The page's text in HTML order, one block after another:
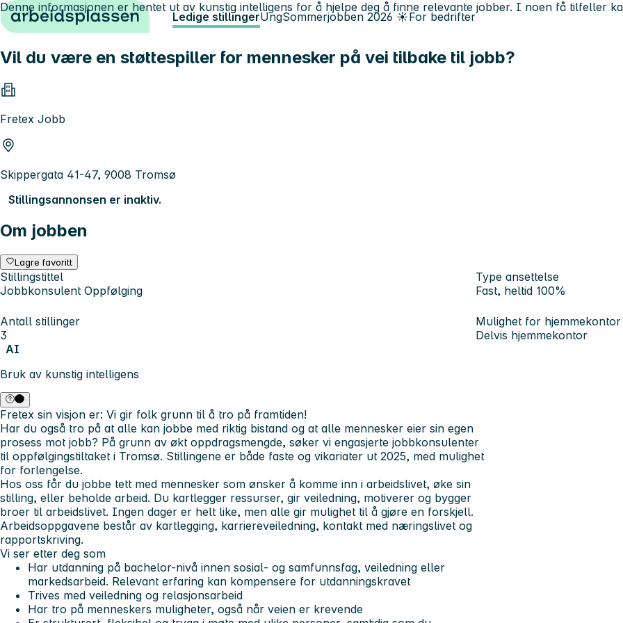
Hopp til innhold Ledige stillingerUngSommerjobben 2026 ☀️For bedrifter
Vil du være en støttespiller for mennesker på vei tilbake til jobb?
Fretex Jobb
Skippergata 41-47, 9008 Tromsø
Stillingsannonsen er inaktiv.
Om jobben
Lagre favoritt
Stillingstittel
Jobbkonsulent Oppfølging
Type ansettelse
Fast, heltid 100%
Antall stillinger
3
Mulighet for hjemmekontor
Delvis hjemmekontor
AI
Bruk av kunstig intelligens
Denne informasjonen er hentet ut av kunstig intelligens for å hjelpe deg å finne relevante jobber. I noen få tilfeller
Fretex sin visjon er: Vi gir folk grunn til å tro på framtiden!
Har du også tro på at alle kan jobbe med riktig bistand og at alle mennesker eier sin egen
prosess mot jobb? På grunn av økt oppdragsmengde, søker vi engasjerte jobbkonsulenter
til oppfølgingstiltaket i Tromsø. Stillingene er både faste og vikariater ut 2025, med mulighet
for forlengelse.
Hos oss får du jobbe tett med mennesker som ønsker å komme inn i arbeidslivet, øke sin
stilling, eller beholde arbeid. Du kartlegger ressurser, gir veiledning, motiverer og bygger
broer til arbeidslivet. Ingen dager er helt like, men alle gir mulighet til å gjøre en forskjell.
Arbeidsoppgavene består av kartlegging, karriereveiledning, kontakt med næringslivet og
rapportskriving.
Vi ser etter deg som
Har utdanning på bachelor-nivå innen sosial- og samfunnsfag, veiledning eller
markedsarbeid. Relevant erfaring kan kompensere for utdanningskravet
Trives med veiledning og relasjonsarbeid
Har tro på menneskers muligheter, også når veien er krevende